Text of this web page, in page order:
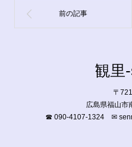
観里
〒
広島県福山市
☎ 090-4107-1324 ✉